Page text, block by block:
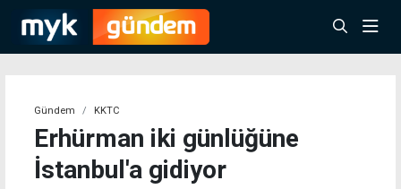
Gündem KKTC
Erhürman iki günlüğüne
İstanbul'a gidiyor